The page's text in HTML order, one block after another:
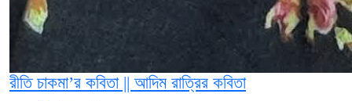
রীতি চাকমা’র কবিতা || আদিম রাত্রির কবিতা